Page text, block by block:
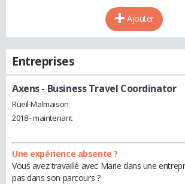
Ajouter
Entreprises
Axens- Business Travel Coordinator
Rueil-Malmaison
2018 - maintenant
Une expérience absente ?
Vous avez travaillé avec Marie dans une
pas dans son parcours ?